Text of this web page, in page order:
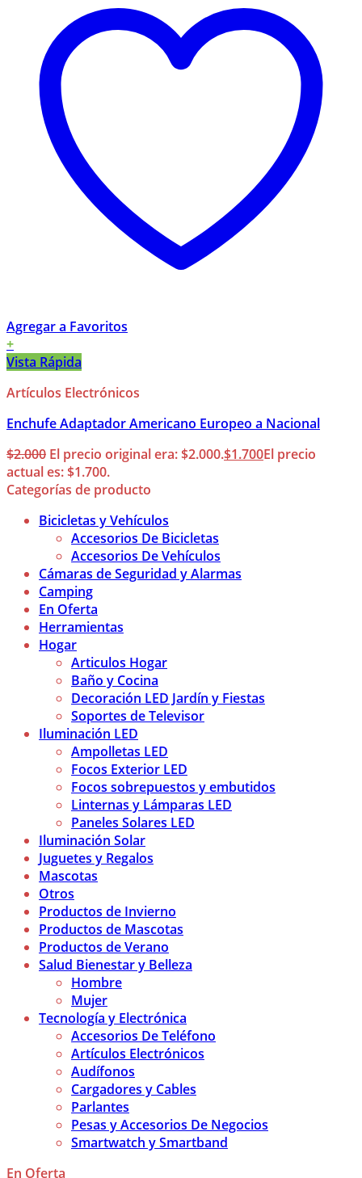
Agregar a Favoritos
+
Vista Rápida
Artículos Electrónicos
Enchufe Adaptador Americano Europeo a Nacional
$2.000 El precio original era: $2.000.$1.700El precio
actual es: $1.700.
Categorías de producto
Bicicletas y Vehículos
Accesorios De Bicicletas
Accesorios De Vehículos
Cámaras de Seguridad y Alarmas
Camping
En Oferta
Herramientas
Hogar
Articulos Hogar
Baño y Cocina
Decoración LED Jardín y Fiestas
Soportes de Televisor
Iluminación LED
Ampolletas LED
Focos Exterior LED
Focos sobrepuestos y embutidos
Linternas y Lámparas LED
Paneles Solares LED
Iluminación Solar
Juguetes y Regalos
Mascotas
Otros
Productos de Invierno
Productos de Mascotas
Productos de Verano
Salud Bienestar y Belleza
Hombre
Mujer
Tecnología y Electrónica
Accesorios De Teléfono
Artículos Electrónicos
Audífonos
Cargadores y Cables
Parlantes
Pesas y Accesorios De Negocios
Smartwatch y Smartband
En Oferta